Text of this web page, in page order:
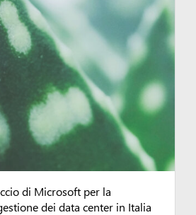
di Microsoft per la
dei data center in Italia